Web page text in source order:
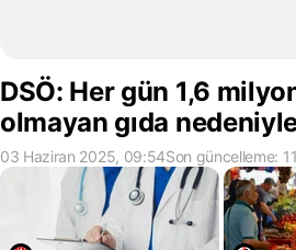
DSÖ: Her gün 1,6
olmayan gıda
03 Haziran 2025, 09:54Son güncelleme: